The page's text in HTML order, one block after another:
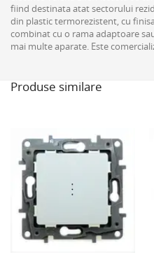
fiind destinata atat sectorului
din plastic termorezistent, cu
combinat cu o rama adaptoare
mai multe aparate. Este
Produse similare